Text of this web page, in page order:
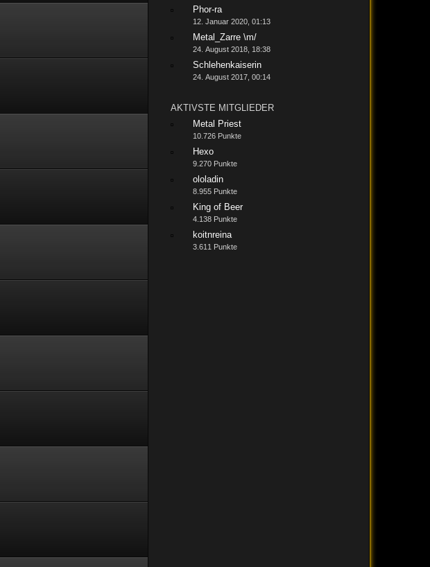
Phor-ra
12. Januar 2020, 01:13
Metal_Zarre \m/
24. August 2018, 18:38
Schlehenkaiserin
24. August 2017, 00:14
AKTIVSTE MITGLIEDER
Metal Priest
10.726 Punkte
Hexo
9.270 Punkte
ololadin
8.955 Punkte
King of Beer
4.138 Punkte
koitnreina
3.611 Punkte